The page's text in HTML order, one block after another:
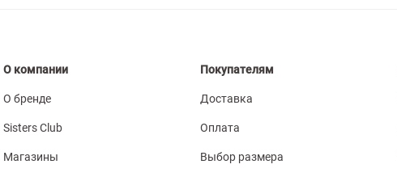
О компании
О бренде
Sisters Club
Магазины
Покупателям
Доставка
Оплата
Выбор размера